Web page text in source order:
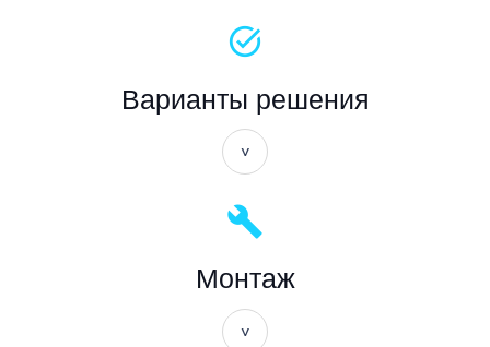
task_alt
Варианты решения
build
Монтаж